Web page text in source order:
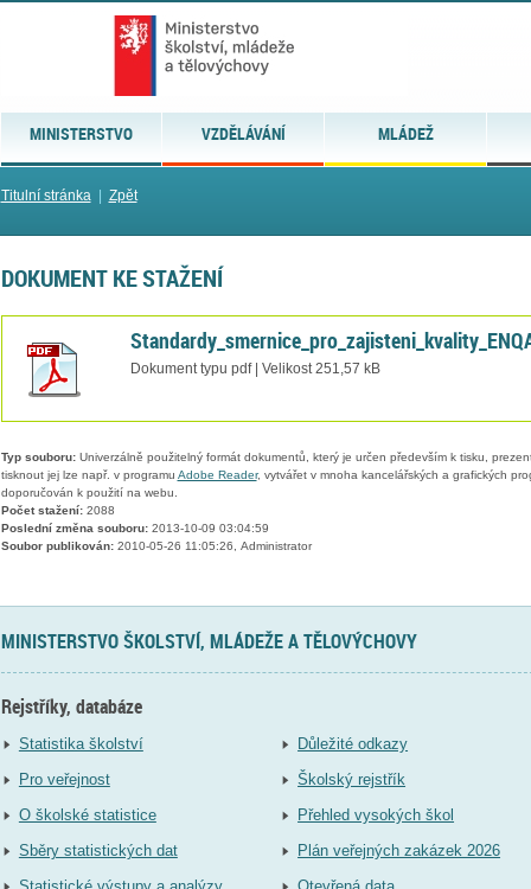
MINISTERSTVO VZDĚLÁVÁNÍ MLÁDEŽ
Titulní stránka| Zpět
DOKUMENT KE STAŽENÍ
Dokument typu pdf | Velikost 251,57 kB
Typ souboru:Univerzálně použitelný formát dokumentů, který je určen především k tisku,
tisknout jej lze např. v programu Adobe Reader, vytvářet v mnoha kancelářských a grafických
doporučován k použití na webu.
Počet stažení:2088
Poslední změna souboru:2013-10-09 03:04:59
Soubor publikován:2010-05-26 11:05:26, Administrator
MINISTERSTVO ŠKOLSTVÍ, MLÁDEŽE A TĚLOVÝCHOVY
Rejstříky, databáze
Statistika školství
Pro veřejnost
O školské statistice
Sběry statistických dat
Důležité odkazy
Školský rejstřík
Přehled vysokých škol
Plán veřejných zakázek 2026